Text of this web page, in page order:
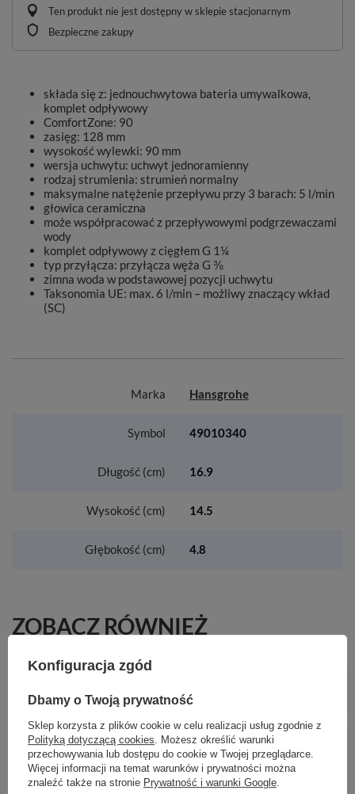
Ten produkt nie jest dostępny w sklepie stacjonarnym
Bezpieczne zakupy
składa się z: jednouchwytowa bateria umywalkowa,
komplet odpływowy
ComfortZone: 90
zasięg: 128 mm
wysokość wylewki: 90 mm
wersja uchwytu: uchwyt jednoramienny
rodzaj strumienia: strumień normalny
maksymalne natężenie przepływu przy 3 barach: 5 l/min
głowica ceramiczna
może współpracować z przepływowymi podgrzewaczami
wody
komplet odpływowy z cięgłem G 1¼
typ przyłącza: przyłącza węża G ⅜
zimna woda w podstawowej pozycji uchwytu
Taksonomia UE: max. 6 l/min – możliwy znaczący wkład
(SC)
Marka Hansgrohe
Symbol 49010340
Długość (cm) 16.9
Wysokość (cm) 14.5
Głębokość (cm) 4.8
ZOBACZ RÓWNIEŻ
HG Croma Select E Zestaw prysznicowy 110
558,79 zł / szt.
HG EluPura S Miska wisząca WC 540,
bezkołnierzowa AquaFall Flush, HygieneEffect, z
deską WC, SoftClose, QuickRelease, Biały
2 295,43 zł / szt.
Konfiguracja zgód
Dbamy o Twoją prywatność
Sklep korzysta z plików cookie w celu realizacji usług zgodnie z
Polityką dotyczącą cookies . Możesz określić warunki
przechowywania lub dostępu do cookie w Twojej przeglądarce.
Więcej informacji na temat warunków i prywatności można
znaleźć także na stronie Prywatność i warunki Google